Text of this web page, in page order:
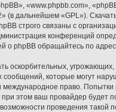
«www.phpbb.com»,
» (в дальнейшем «GPL»).
строго связаны с
конференций
о phpBB обращайтесь по
оскорбительных,
которые могут
право.
этом ваш провайдер будет
проведения такой